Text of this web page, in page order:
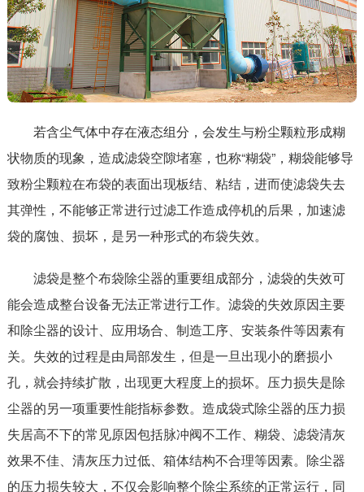
若含尘气体中存在液态组分，会发生与粉尘颗粒形成糊
状物质的现象，造成滤袋空隙堵塞，也称“糊袋”，糊袋能够导
致粉尘颗粒在布袋的表面出现板结、粘结，进而使滤袋失去
其弹性，不能够正常进行过滤工作造成停机的后果，加速滤
袋的腐蚀、损坏，是另一种形式的布袋失效。
滤袋是整个布袋除尘器的重要组成部分，滤袋的失效可
能会造成整台设备无法正常进行工作。滤袋的失效原因主要
和除尘器的设计、应用场合、制造工序、安装条件等因素有
关。失效的过程是由局部发生，但是一旦出现小的磨损小
孔，就会持续扩散，出现更大程度上的损坏。压力损失是除
尘器的另一项重要性能指标参数。造成袋式除尘器的压力损
失居高不下的常见原因包括脉冲阀不工作、糊袋、滤袋清灰
效果不佳、清灰压力过低、箱体结构不合理等因素。除尘器
的压力损失较大，不仅会影响整个除尘系统的正常运行，同